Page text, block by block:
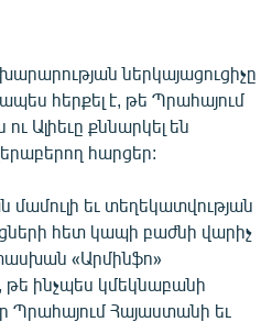
ներկայացուցիչը
հերքել է, թե Պրահայում
Ալիեւը քննարկել են
հարցեր:
եւ տեղեկատվության
հետ կապի բաժնի վարիչ
«Արմինֆո»
թե ինչպես կմեկնաբանի
Պրահայում Հայաստանի եւ